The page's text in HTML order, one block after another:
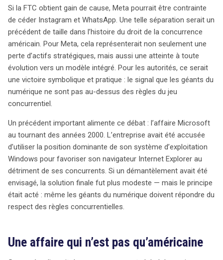
Si la FTC obtient gain de cause, Meta pourrait être contrainte
de céder Instagram et WhatsApp. Une telle séparation serait un
précédent de taille dans l’histoire du droit de la concurrence
américain. Pour Meta, cela représenterait non seulement une
perte d’actifs stratégiques, mais aussi une atteinte à toute
évolution vers un modèle intégré. Pour les autorités, ce serait
une victoire symbolique et pratique : le signal que les géants du
numérique ne sont pas au-dessus des règles du jeu
concurrentiel.
Un précédent important alimente ce débat : l’affaire Microsoft
au tournant des années 2000. L’entreprise avait été accusée
d’utiliser la position dominante de son système d’exploitation
Windows pour favoriser son navigateur Internet Explorer au
détriment de ses concurrents. Si un démantèlement avait été
envisagé, la solution finale fut plus modeste — mais le principe
était acté : même les géants du numérique doivent répondre du
respect des règles concurrentielles.
Une affaire qui n’est pas qu’américaine